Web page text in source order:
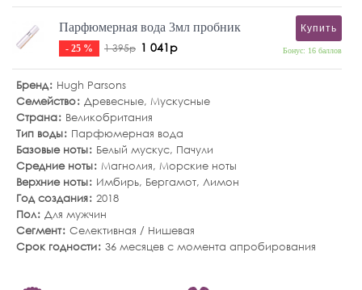
Парфюмерная вода 3мл пробник
- 25 % 1 395р 1 041р
Купить
Бонус: 16 баллов
Бренд
Hugh Parsons
Семейство Древесные, Мускусные
Страна
Великобритания
Тип воды
Парфюмерная вода
Базовые ноты
Белый мускус, Пачули
Средние ноты Магнолия, Морские ноты
Верхние ноты
Имбирь, Бергамот, Лимон
Год создания 2018
Пол Для мужчин
Сегмент Селективная / Нишевая
Срок годности 36 месяцев с момента апробирования